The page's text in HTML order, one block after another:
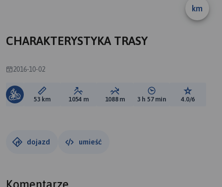
km
CHARAKTERYSTYKA TRASY
2016-10-02
Długość trasy:
53 km Suma przewyższeń:
1054 m Suma spadków:
1088 m Średni czas potrzebny
3 h 57 min Ocena
4.0/6
dojazd umieść
Komentarze